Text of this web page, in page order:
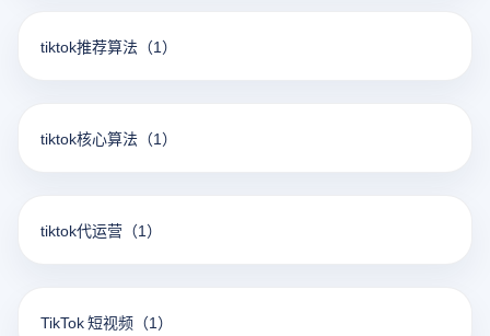
tiktok推荐算法 （1）
tiktok核心算法 （1）
tiktok代运营 （1）
TikTok 短视频 （1）